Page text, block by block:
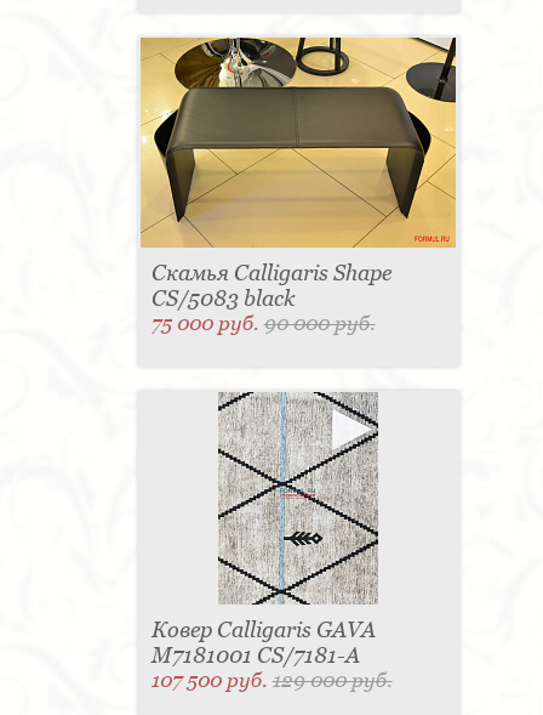
склада? Вы проживаете в московской области или в
столице? Тогда необходимый товар прибудет к вам в
течение 1-3 суток.
Для того, чтобы оформить заказ, вам не придётся
тратить много времени. Достаточно позвонить по
указанным номерам телефонам или оставить онлайн
заявку на сайте. Ваш запрос оперативно обработают
менеджеры компании и свяжутся с вами в краткие
сроки. Вы получите нужную информацию
своевременно и станете обладателем уникальной
мебели итальянского производства.
Calligaris мебель
Лучший продавец Калигарис
Cтулья Calligaris
Почему Calligaris
Купить Calligaris
Итальянский столы Calligaris
Качественная итальянская мебель
Удивительные столы
Стулья Calligaris в интерьере
Распродажа мебели от Calligaris
Распродажа в магазине
Вешалки Calligaris
Выбираем гостиную
Из чего производится мебель из Италии
Скамья Calligaris Shape
CS/5083 black
75 000 руб.90 000 руб.
Ковер Calligaris GAVA
M7181001 CS/7181-A
107 500 руб.129 000 руб.